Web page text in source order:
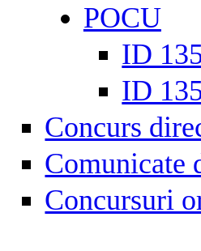
POCU
ID
ID
Concurs
Comunicate
Concursuri